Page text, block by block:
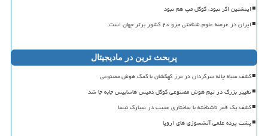
اینشتین اگر نبود، گوگل مپ هم نبود
ایران در عرصه علوم شناختی جزو ۲۰ کشور برتر جهان است
پربحث ترین در مادیجیتال
کشف سیاه چاله سرگردان در مرز کهکشان با کمک هوش مصنوعی
تغییر بزرگ در تیم هوش مصنوعی گوگل دمیس هاسابیس جابه جا شد
کشف یک قمر ناشناخته با ساختاری عجیب در سیارک نیسا
پشت پرده علمی آتشسوزی های اروپا